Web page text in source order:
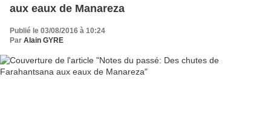
aux eaux de Manareza
Publié le 03/08/2016 à 10:24
Par Alain GYRE